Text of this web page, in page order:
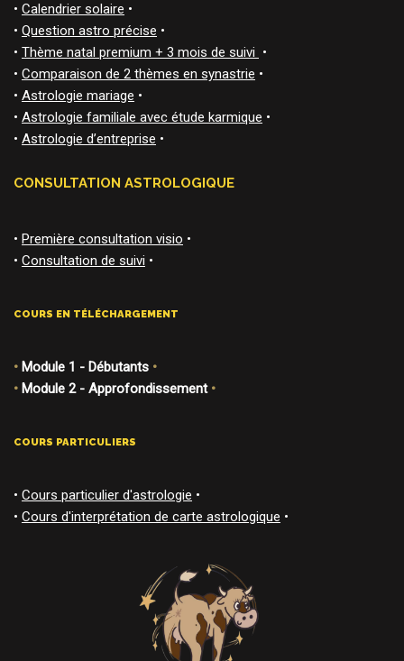
• Calendrier solaire •
• Question astro précise •
• Thème natal premium + 3 mois de suivi •
• Comparaison de 2 thèmes en synastrie •
• Astrologie mariage •
• Astrologie familiale avec étude karmique •
• Astrologie d’entreprise •
CONSULTATION ASTROLOGIQUE
• Première consultation visio •
• Consultation de suivi •
COURS EN TÉLÉCHARGEMENT
• Module 1 - Débutants •
• Module 2 - Approfondissement•
COURS PARTICULIERS
• Cours particulier d'astrologie •
• Cours d'interprétation de carte astrologique •